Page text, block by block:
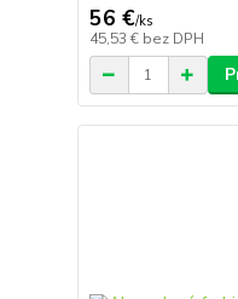
56 €/ks
45,53 € bez DPH